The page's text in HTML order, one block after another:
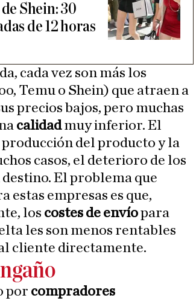
Shein: 30
de 12 horas
cada vez son más los
Temu o Shein) que atraen a
precios bajos, pero muchas
calidadmuy inferior. El
producción del producto y la
casos, el deterioro de los
El problema que
estas empresas es que,
los costes de envíopara
les son menos rentables
cliente directamente.
por compradores